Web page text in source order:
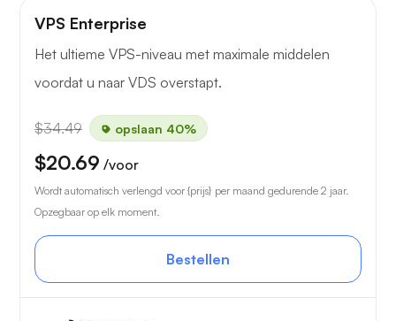
VPS Enterprise
Het ultieme VPS-niveau met maximale middelen
voordat u naar VDS overstapt.
$34.49 opslaan 40%
$20.69 /voor
Wordt automatisch verlengd voor {prijs} per maand gedurende 2 jaar.
Opzegbaar op elk moment.
Bestellen